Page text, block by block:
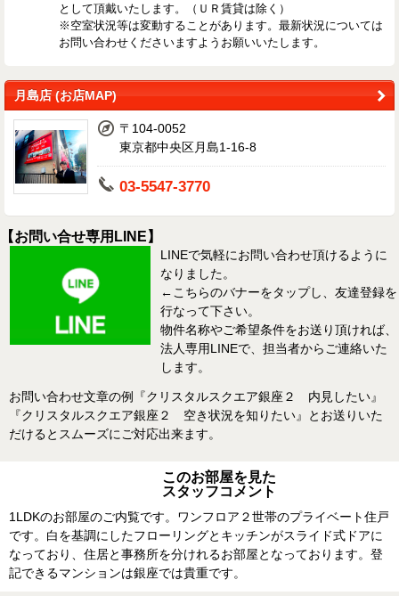
として頂戴いたします。（ＵＲ賃貸は除く）
※空室状況等は変動することがあります。最新状況については
お問い合わせくださいますようお願いいたします。
月島店 (お店MAP)
〒104-0052
東京都中央区月島1-16-8
03-5547-3770
【お問い合せ専用LINE】
LINEで気軽にお問い合わせ頂けるように
なりました。
←こちらのバナーをタップし、友達登録を
行なって下さい。
物件名称やご希望条件をお送り頂ければ、
法人専用LINEで、担当者からご連絡いた
します。
お問い合わせ文章の例『クリスタルスクエア銀座２ 内見したい』
『クリスタルスクエア銀座２ 空き状況を知りたい』とお送りいた
だけるとスムーズにご対応出来ます。
このお部屋を見た
スタッフコメント
1LDKのお部屋のご内覧です。ワンフロア２世帯のプライベート住戸
です。白を基調にしたフローリングとキッチンがスライド式ドアに
なっており、住居と事務所を分けれるお部屋となっております。登
記できるマンションは銀座では貴重です。